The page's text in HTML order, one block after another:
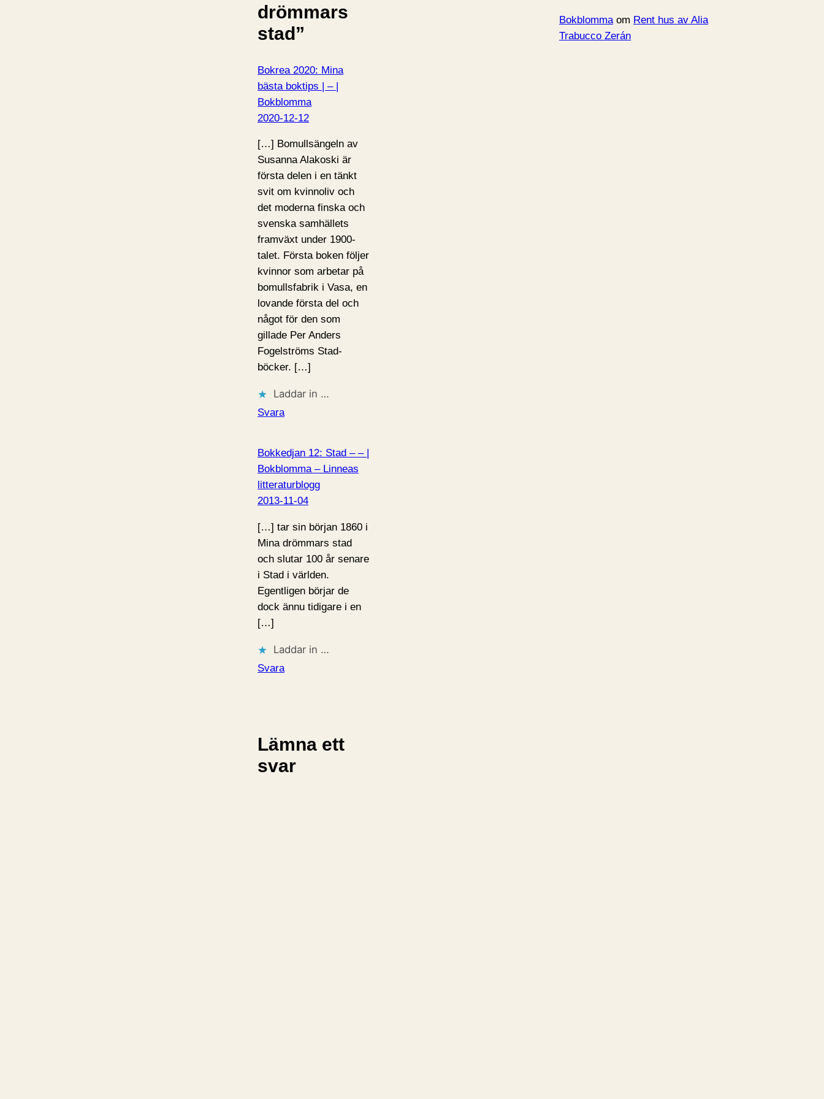
drömmars
stad”
Bokrea 2020: Mina
bästa boktips | – |
Bokblomma
2020-12-12
[…] Bomullsängeln av
Susanna Alakoski är
första delen i en tänkt
svit om kvinnoliv och
det moderna finska och
svenska samhällets
framväxt under 1900-
talet. Första boken följer
kvinnor som arbetar på
bomullsfabrik i Vasa, en
lovande första del och
något för den som
gillade Per Anders
Fogelströms Stad-
böcker. […]
Laddar in …
Svara
Bokkedjan 12: Stad – – |
Bokblomma – Linneas
litteraturblogg
2013-11-04
[…] tar sin början 1860 i
Mina drömmars stad
och slutar 100 år senare
i Stad i världen.
Egentligen börjar de
dock ännu tidigare i en
[…]
Laddar in …
Svara
Lämna ett
svar
Bokblommaom Rent hus av Alia
Trabucco Zerán